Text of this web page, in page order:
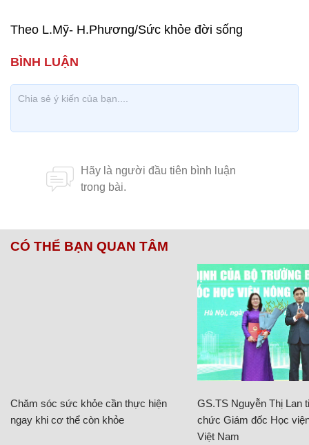
Theo L.Mỹ- H.Phương/Sức khỏe đời sống
CÓ THỂ BẠN QUAN TÂM
Chăm sóc sức khỏe cần thực hiện
ngay khi cơ thể còn khỏe
GS.TS Nguyễn Thị Lan
chức Giám đốc Học
Việt Nam